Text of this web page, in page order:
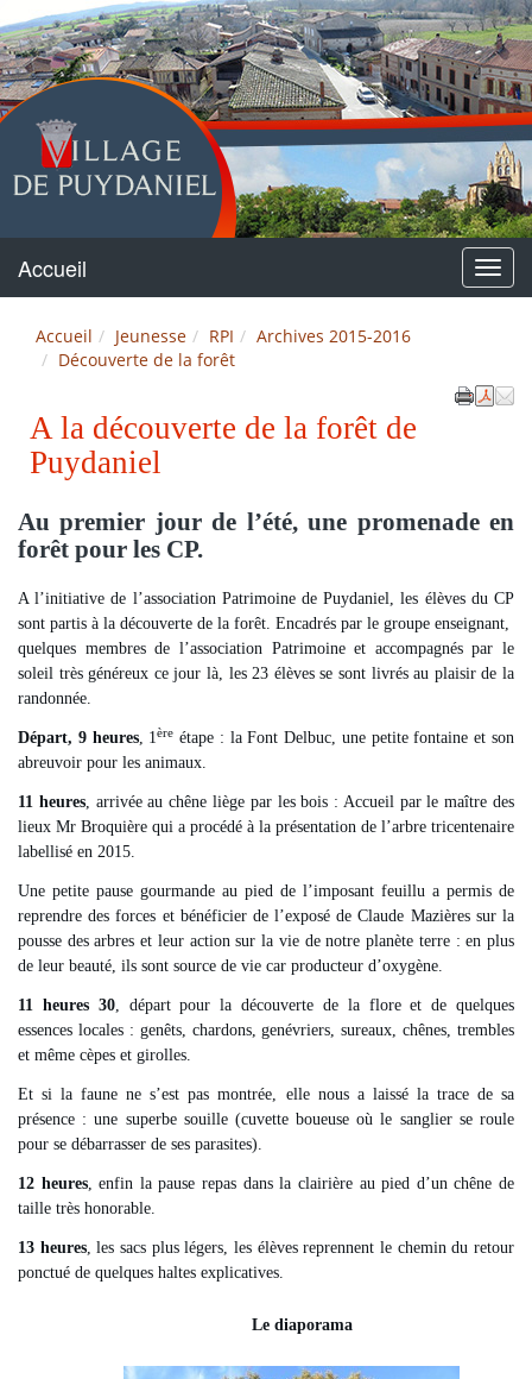
Puydaniel
Menu
Accueil
Accueil Jeunesse RPI
Archives 2015-2016
Découverte de la forêt
A la découverte de la forêt de
Puydaniel
Au premier jour de l’été, une promenade en
forêt pour les CP.
A l’initiative de l’association Patrimoine de Puydaniel, les élèves du CP
sont partis à la découverte de la forêt. Encadrés par le groupe enseignant,
quelques membres de l’association Patrimoine et accompagnés par le
soleil très généreux ce jour là, les 23 élèves se sont livrés au plaisir de la
randonnée.
Départ, 9 heures, 1ère étape : la Font Delbuc, une petite fontaine et son
abreuvoir pour les animaux.
11 heures, arrivée au chêne liège par les bois : Accueil par le maître des
lieux Mr Broquière qui a procédé à la présentation de l’arbre tricentenaire
labellisé en 2015.
Une petite pause gourmande au pied de l’imposant feuillu a permis de
reprendre des forces et bénéficier de l’exposé de Claude Mazières sur la
pousse des arbres et leur action sur la vie de notre planète terre : en plus
de leur beauté, ils sont source de vie car producteur d’oxygène.
11 heures 30, départ pour la découverte de la flore et de quelques
essences locales : genêts, chardons, genévriers, sureaux, chênes, trembles
et même cèpes et girolles.
Et si la faune ne s’est pas montrée, elle nous a laissé la trace de sa
présence : une superbe souille (cuvette boueuse où le sanglier se roule
pour se débarrasser de ses parasites).
12 heures, enfin la pause repas dans la clairière au pied d’un chêne de
taille très honorable.
13 heures, les sacs plus légers, les élèves reprennent le chemin du retour
ponctué de quelques haltes explicatives.
Le diaporama